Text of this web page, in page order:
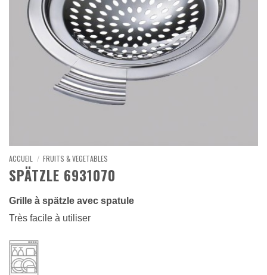
ACCUEIL / FRUITS & VEGETABLES
SPÄTZLE 6931070
Grille à spätzle avec spatule
Très facile à utiliser